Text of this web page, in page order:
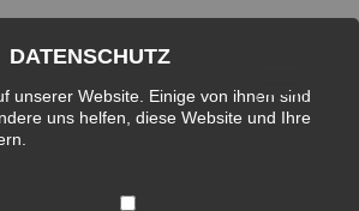
DATENSCHUTZ
unserer Website. Einige von ihnen sind
uns helfen, diese Website und Ihre